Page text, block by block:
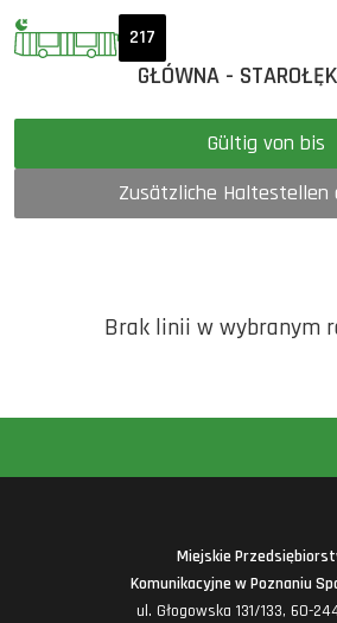
217
GŁÓWNA -
Gültig von bis
Zusätzliche Haltestellen
Brak linii w wybranym
Miejskie
Komunikacyjne w Poznaniu
ul. Głogowska 131/133, 60-